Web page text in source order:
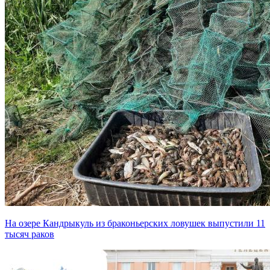
На озере Кандрыкуль из браконьерских ловушек выпустили 11
тысяч раков